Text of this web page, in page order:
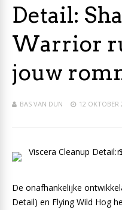
Detail:
Warrior
jouw
BAS VAN DUN 12 OKTOBER
De onafhankelijke
Detail) en Flying Wild Hog